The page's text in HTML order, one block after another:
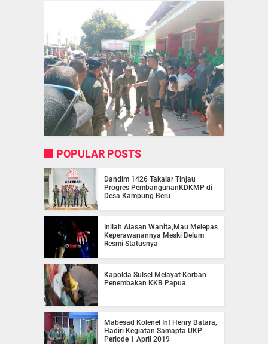
POPULAR POSTS
Dandim 1426 Takalar Tinjau
Progres PembangunanKDKMP di
Desa Kampung Beru
Inilah Alasan Wanita,Mau Melepas
Keperawanannya Meski Belum
Resmi Statusnya
Kapolda Sulsel Melayat Korban
Penembakan KKB Papua
Mabesad Kolenel Inf Henry Batara,
Hadiri Kegiatan Samapta UKP
Periode 1 April 2019